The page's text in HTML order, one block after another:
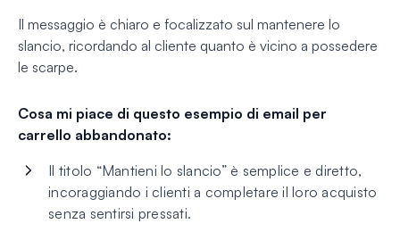
Il messaggio è chiaro e focalizzato sul mantenere lo
slancio, ricordando al cliente quanto è vicino a possedere
le scarpe.
Cosa mi piace di questo esempio di email per
carrello abbandonato:
Il titolo “Mantieni lo slancio” è semplice e diretto,
incoraggiando i clienti a completare il loro acquisto
senza sentirsi pressati.